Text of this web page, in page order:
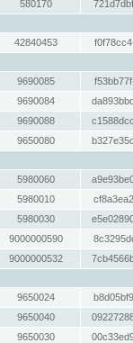
580170
42840453
9690085
9690084
9690088
9650080
5980060
5980010
5980030
9000000590
9000000532
9650024
9650040
9650030